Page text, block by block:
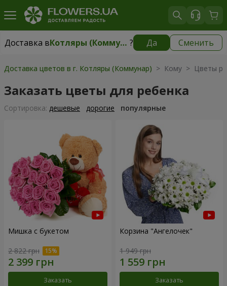
Доставка в Котляры (Коммунар) ? Да Сменить
Доставка вКотляры (Коммунар) бесплатно
Доставка цветов в г. Котляры (Коммунар) > Кому > Цветы
Заказать цветы для ребенка
Cортировка: дешевые дорогие популярные
Мишка с букетом
2 822 грн
Заказать
Корзина "Ангелочек"
1 949 грн
Заказать